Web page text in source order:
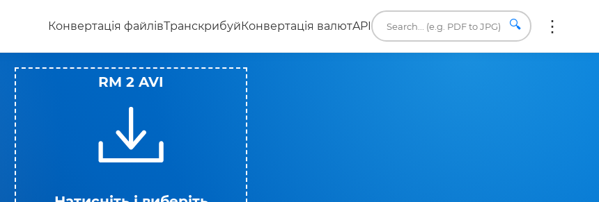
Конвертація файлівТранскрибуйКонвертація валютAPI 🔍
RM 2 AVI